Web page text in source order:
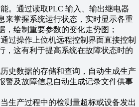
。通过读取PLC 输入、输出继电器
来掌握系统运行状态，实时显示各重
，绘制重要参数的变化走势图；
过操作上位机远程控制界面直接控制
，这有利于提高系统在故障状态时的
史数据的存储和查询，自动生成生产
警及故障信息自动生成记录文件供事
生产过程中的检测量超标或设备发出